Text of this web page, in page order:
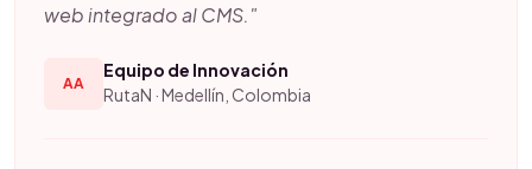
web integrado al CMS."
AA
Equipo de Innovación
RutaN · Medellín, Colombia